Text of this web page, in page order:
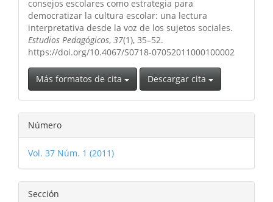
consejos escolares como estrategia para
democratizar la cultura escolar: una lectura
interpretativa desde la voz de los sujetos sociales.
Estudios Pedagógicos, 37(1), 35–52.
https://doi.org/10.4067/S0718-07052011000100002
Más formatos de cita Descargar cita
Número
Vol. 37 Núm. 1 (2011)
Sección